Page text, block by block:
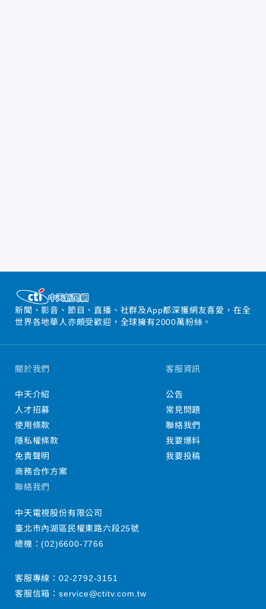
新聞、影音、節目、直播、社群及App都深獲網友喜愛，在全
世界各地華人亦頗受歡迎，全球擁有2000萬粉絲。
關於我們
中天介紹
人才招募
使用條款
隱私權條款
免責聲明
商務合作方案
客服資訊
公告
常見問題
聯絡我們
我要爆料
我要投稿
聯絡我們
中天電視股份有限公司
臺北市內湖區民權東路六段25號
總機：(02)6600-7766
客服專線： 02-2792-3151
客服信箱： service@ctitv.com.tw